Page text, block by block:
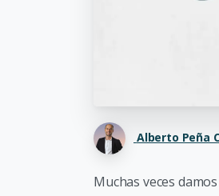
Alberto Peña
Muchas veces